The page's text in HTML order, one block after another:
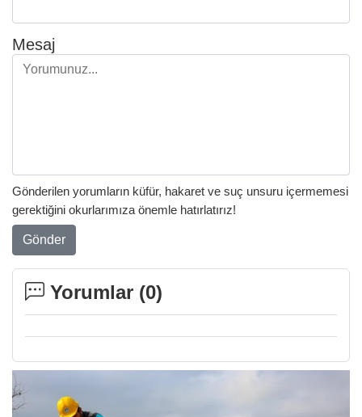
Mesaj
Gönderilen yorumların küfür, hakaret ve suç unsuru içermemesi
gerektiğini okurlarımıza önemle hatırlatırız!
Gönder
Yorumlar (0)